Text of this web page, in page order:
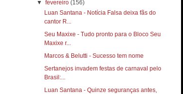
▼fevereiro(156)
Luan Santana - Notícia Falsa deixa fãs do
cantor R...
Seu Maxixe - Tudo pronto para o Bloco Seu
Maxixe r...
Marcos & Belutti - Sucesso tem nome
Sertanejos invadem festas de carnaval pelo
Brasil:...
Luan Santana - Quinze seguranças antes,